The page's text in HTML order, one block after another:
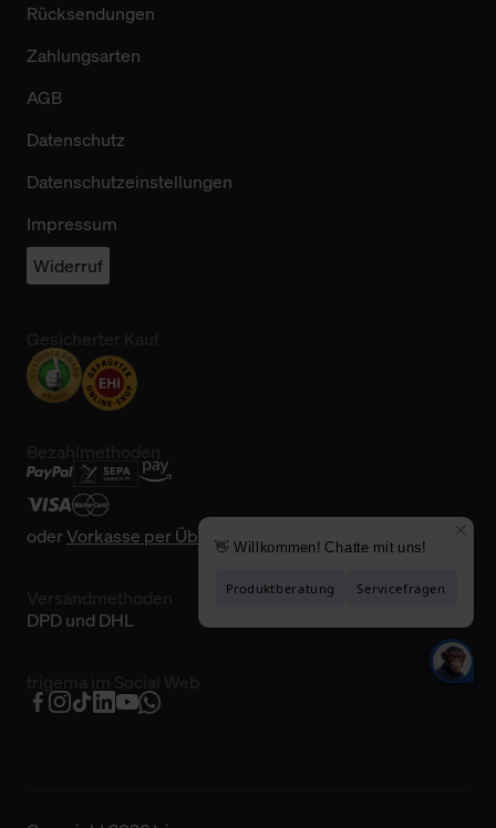
Rücksendungen
Zahlungsarten
AGB
Datenschutz
Datenschutzeinstellungen
Impressum
Widerruf
oderVorkasse per Überweisung
DPD und DHL